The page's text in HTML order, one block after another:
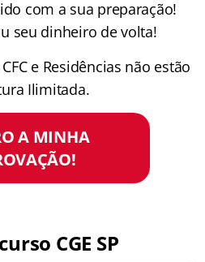
com a sua preparação!
seu dinheiro de volta!
e Residências não estão
Ilimitada.
A MINHA
CGE SP